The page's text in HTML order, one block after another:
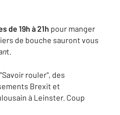
de 19h à 21h pour manger
de bouche sauront vous
t.
rouler", des
Brexit et
à Leinster. Coup